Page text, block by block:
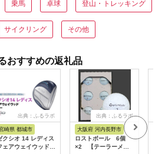
乗馬 卓球 登山・トレッキング
サイクリング その他
おすすめの返礼品
出典：ふるラボ
崎県 都城市
クシオ 14 レディス
ェアウェイウッド
出典：ふるラボ
大阪府 河内長野市
ロストボール 6個
×2 【テーラーメイ